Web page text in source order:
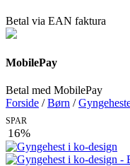
Betal via EAN faktura
MobilePay
Betal med MobilePay
Forside /Børn /
SPAR
16%